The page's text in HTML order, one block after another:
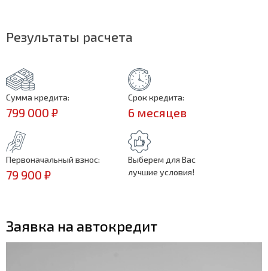
Результаты расчета
Сумма кредита:
799 000 ₽
Срок кредита:
6 месяцев
Первоначальный взнос:
79 900 ₽
Выберем для Вас
лучшие условия!
Заявка на автокредит